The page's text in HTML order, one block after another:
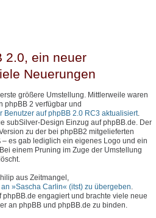
2.0, ein neuer
Neuerungen
größere Umstellung. Mittlerweile waren
phpBB 2 verfügbar und
Benutzer auf phpBB 2.0 RC3 aktualisiert.
subSilver-Design Einzug auf phpBB.de. Der
zu der bei phpBB2 mitgelieferten
es gab lediglich ein eigenes Logo und ein
einem Pruning im Zuge der Umstellung
aus Zeitmangel,
»Sascha Carlin« (itst) zu übergeben
engagiert und brachte viele neue
an phpBB und phpBB.de zu binden.